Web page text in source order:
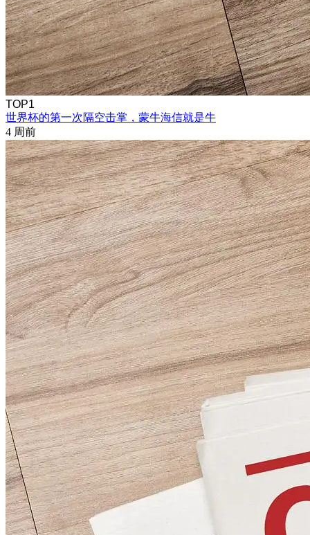
TOP1
世界杯的第一次隔空击掌，蒙牛海信就是牛
4 周前